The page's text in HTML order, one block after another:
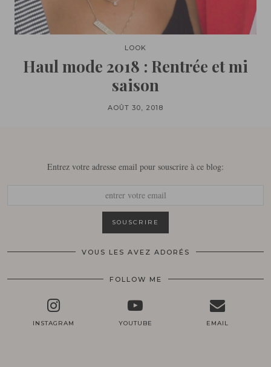
LOOK
Haul mode 2018 : Rentrée et mi
saison
AOÛT 30, 2018
Entrez votre adresse email pour souscrire à ce blog:
VOUS LES AVEZ ADORÉS
FOLLOW ME
INSTAGRAM YOUTUBE EMAIL